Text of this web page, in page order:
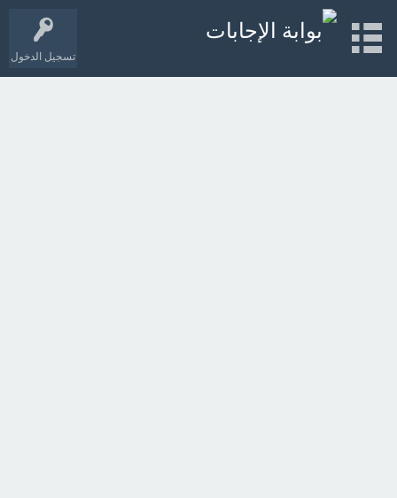
تسجيل الدخول